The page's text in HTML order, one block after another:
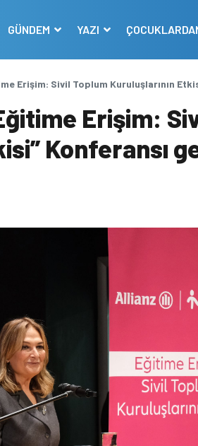
GÜNDEM YAZI
Erişim: Sivil Toplum Kuruluşlarının
Erişim:
Konferansı